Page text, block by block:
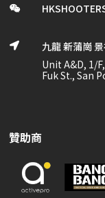


九龍 新蒲崗
Unit A&D, 1/
Fuk St., San
贊助商